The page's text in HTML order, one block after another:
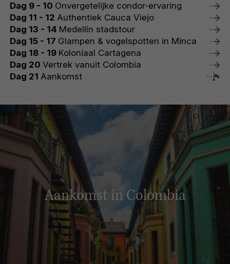
Dag 9 - 10 Onvergetelijke condor-ervaring
Dag 11 - 12 Authentiek Cauca Viejo
Dag 13 - 14 Medellín stadstour
Dag 15 - 17 Glampen & vogelspotten in Minca
Dag 18 - 19 Koloniaal Cartagena
Dag 20 Vertrek vanuit Colombia
Dag 21 Aankomst
Aankomst in Colombia